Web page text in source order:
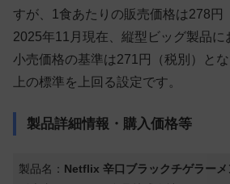
すが、1食あたりの販売価格は278円
2025年11月現在、縦型ビッグ製品に
小売価格の基準は271円（税別）と
上の標準を上回る設定です。
製品詳細情報・購入価格等
製品名： Netflix 辛口ブラックチゲラーメ